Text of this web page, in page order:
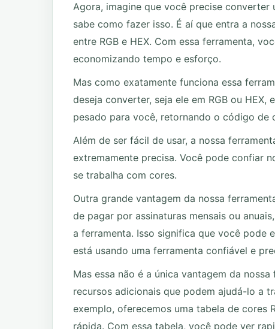
Agora, imagine que você precise converter
sabe como fazer isso. É aí que entra a
entre RGB e HEX. Com essa ferramenta,
economizando tempo e esforço.
Mas como exatamente funciona essa
deseja converter, seja ele em RGB ou
pesado para você, retornando o código
Além de ser fácil de usar, a nossa
extremamente precisa. Você pode confiar
se trabalha com cores.
Outra grande vantagem da nossa
de pagar por assinaturas mensais ou
a ferramenta. Isso significa que você pode
está usando uma ferramenta confiável e
Mas essa não é a única vantagem da
recursos adicionais que podem ajudá-lo a
exemplo, oferecemos uma tabela de cores
rápida. Com essa tabela, você pode ver